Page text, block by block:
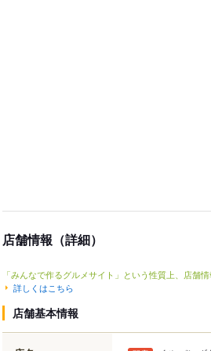
店舗情報（詳細）
「みんなで作るグルメサイト」という性質上、店舗
詳しくはこちら
店舗基本情報